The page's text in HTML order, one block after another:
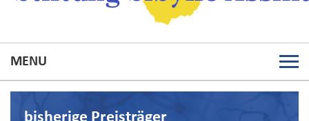
MENU
bisherige Preisträger